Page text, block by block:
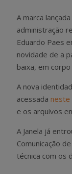
A marca
administração
Eduardo Paes
novidade de a
baixa, em
A nova
acessada neste
e os arquivos
A Janela já
Comunicação
técnica com os